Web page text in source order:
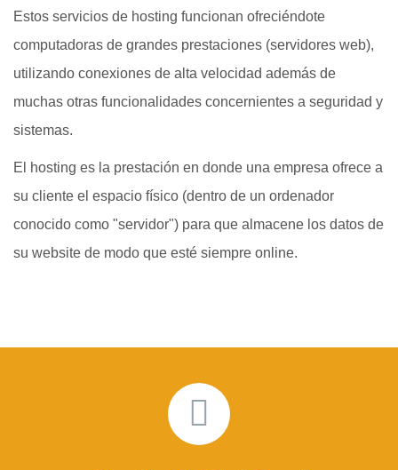
Estos servicios de hosting funcionan ofreciéndote
computadoras de grandes prestaciones (servidores web),
utilizando conexiones de alta velocidad además de
muchas otras funcionalidades concernientes a seguridad y
sistemas.
El hosting es la prestación en donde una empresa ofrece a
su cliente el espacio físico (dentro de un ordenador
conocido como "servidor") para que almacene los datos de
su website de modo que esté siempre online.